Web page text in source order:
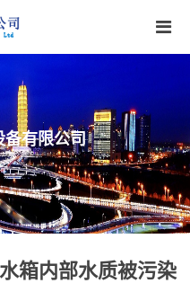
备有限公司
箱内部水质被污染